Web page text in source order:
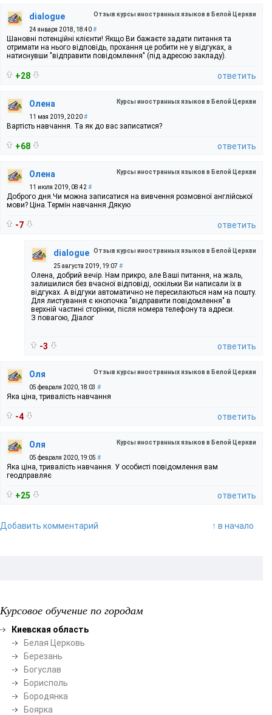
Отзыв курсы иностранных языков в Белой Церкви
dialogue
24 января 2018, 18:40#
Шановні потенційні клієнти! Якщо Ви бажаєте задати питання та
отримати на нього відповідь, прохання це робити не у відгуках, а
натиснувши "відправити повідомлення" (під адресою закладу).
+28 ответить
Курсы иностранных языков в Белой Церкви
Олена
11 мая 2019, 20:20#
Вартість навчання. Та як до вас записатися?
+68 ответить
Курсы иностранных языков в Белой Церкви
Олена
11 июля 2019, 08:42 #
Доброго дня.Чи можна записатися на вивчення розмовної англійської
мови? Ціна.Термін навчання.Дякую
-7 ответить
Отзыв курсы иностранных языков в Белой Церкви
dialogue
25 августа 2019, 19:07 #
Олена, добрий вечір. Нам прикро, але Ваші питання, на жаль,
залишилися без вчасної відповіді, оскільки Ви написали їх в
відгуках. А відгуки автоматично не пересилаються нам на пошту.
Для листування є кнопочка "відправити повідомлення" в
верхній частині сторінки, після номера телефону та адреси.
З повагою, Діалог
-3 ответить
Отзыв курсы иностранных языков в Белой Церкви
Оля
05 февраля 2020, 18:03 #
Яка ціна, тривалість навчання
-4 ответить
Курсы иностранных языков в Белой Церкви
Оля
05 февраля 2020, 19:05 #
Яка ціна, тривалість навчання. У особисті повідомлення вам
геодправляє
+25 ответить
Добавить комментарий ↑ в начало
Курсовое обучение по городам
Киевская область
Белая Церковь
Березань
Богуслав
Борисполь
Бородянка
Боярка